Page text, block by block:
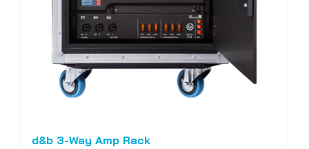
d&b 3-Way Amp Rack